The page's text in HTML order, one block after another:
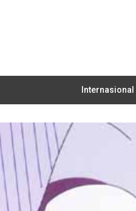
Internasional